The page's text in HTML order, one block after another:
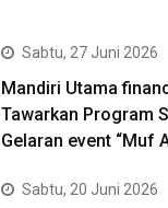
Sabtu, 27 Juni 2026
Mandiri Utama
Tawarkan Program
Gelaran event “Muf
Sabtu, 20 Juni 2026